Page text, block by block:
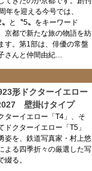
年を迎える今号では、
2〟と〝5〟をキーワード
京都で新たな旅の物語を紡
す。第1部は、俳優の常盤
さんと仲間由紀…
形ドクターイエロー
壁掛けタイプ
ターイエロー「T4」、そ
ドクターイエロー「T5」
姿を、鉄道写真家・村上悠
よる四季折々の厳選した写
綴る。